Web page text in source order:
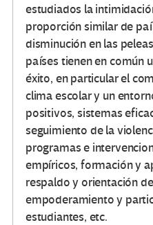
estudiados la
proporción similar de
disminución en las
países tienen en común
éxito, en particular el
clima escolar y un
positivos, sistemas
seguimiento de la
programas e
empíricos, formación y
respaldo y orientación
empoderamiento y
estudiantes, etc.